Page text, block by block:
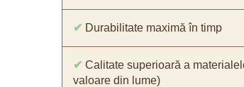
✔ Durabilitate maximă în timp
✔ Calitate superioară a
valoare din lume)